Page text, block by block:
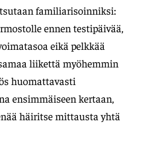
familiarisoinniksi:
ennen testipäivää,
eikä pelkkää
liikettä myöhemmin
huomattavasti
ensimmäiseen kertaan,
häiritse mittausta yhtä